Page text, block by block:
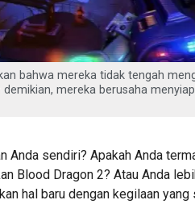
bahwa mereka tidak tengah
demikian, mereka berusaha
Anda sendiri? Apakah Anda
Blood Dragon 2? Atau Anda
hal baru dengan kegilaan yang